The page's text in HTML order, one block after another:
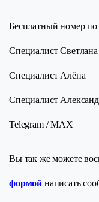
Бесплатный номер
Специалист
Специалист
Специалист
Telegram / МАХ
Вы так же можете
формой написать